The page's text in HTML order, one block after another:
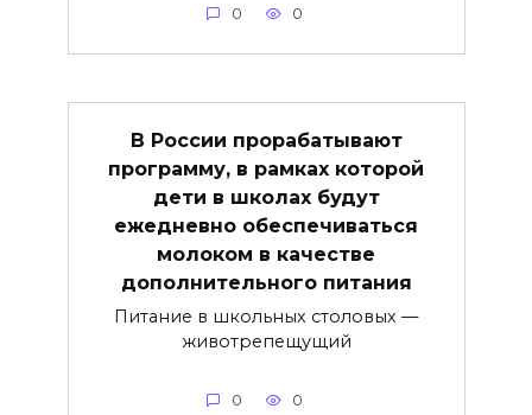
0 0
В России прорабатывают
программу, в рамках которой
дети в школах будут
ежедневно обеспечиваться
молоком в качестве
дополнительного питания
Питание в школьных столовых —
животрепещущий
0 0